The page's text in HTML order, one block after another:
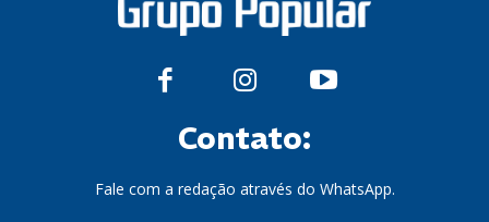
Contato:
Fale com a redação através do WhatsApp.